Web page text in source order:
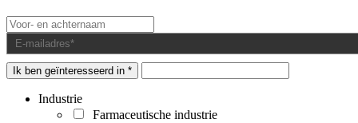
Ik ben geïnteresseerd in *
Industrie
Farmaceutische industrie